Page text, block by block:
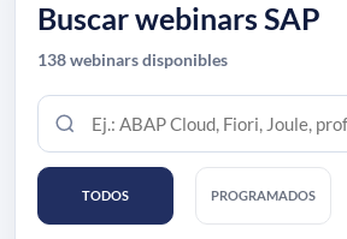
Buscar webinars SAP
138 webinars disponibles
Buscar
por
tema,
tecnología
o
TODOS PROGRAMADOS